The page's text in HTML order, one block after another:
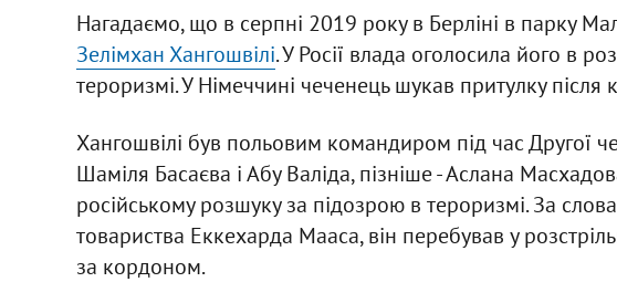
Нагадаємо, що в серпні 2019 року в Берліні в парку
Зелімхан Хангошвілі. У Росії влада оголосила його в
тероризмі. У Німеччині чеченець шукав притулку після
Хангошвілі був польовим командиром під час Другої
Шаміля Басаєва і Абу Валіда, пізніше - Аслана
російському розшуку за підозрою в тероризмі. За
товариства Еккехарда Мааса, він перебував у
за кордоном.